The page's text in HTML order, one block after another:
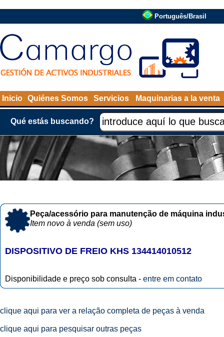
Português/Brasil
Inicio Quiénes Somos Servicios Maquinarias a la venta
Qué estás buscando?
Peça/acessório para manutenção de máquina
Item novo à venda (sem uso)
DISPOSITIVO DE FREIO KHS 134414010512
Disponibilidade e preço sob consulta - entre em contato
clique aqui para ver a relação completa de peças à venda
clique aqui para pesquisar outras peças